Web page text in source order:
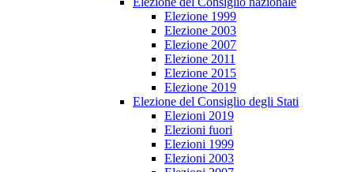
Elezione 1999
Elezione 2003
Elezione 2007
Elezione 2011
Elezione 2015
Elezione 2019
Elezione del Consiglio degli Stati
Elezioni 2019
Elezioni fuori
Elezioni 1999
Elezioni 2003